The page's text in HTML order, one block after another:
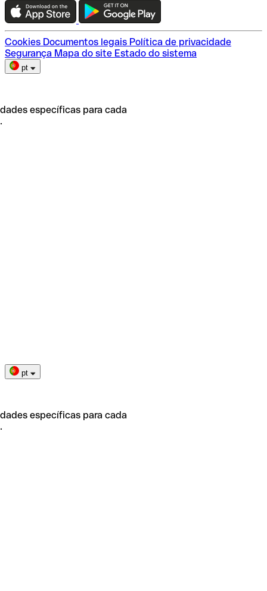
Escolha do plano
Cookies Documentos legais Política de privacidade
Segurança Mapa do site Estado do sistema
pt
específicas para cada
pt
específicas para cada